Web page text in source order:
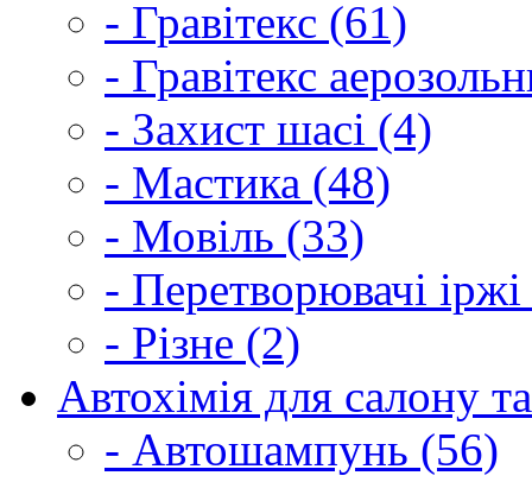
- Гравітекс (61)
- Гравітекс
- Захист шасі (4)
- Мастика (48)
- Мовіль (33)
- Перетворювачі
- Різне (2)
Автохімія для салону
- Автошампунь (56)